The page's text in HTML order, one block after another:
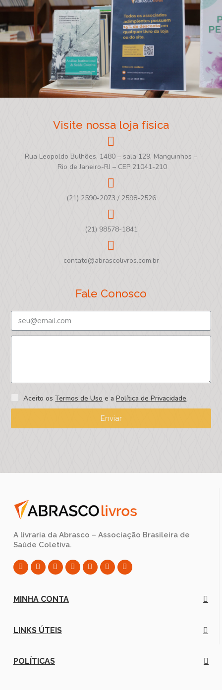
Visite nossa loja física
Rua Leopoldo Bulhões, 1480 – sala 129, Manguinhos –
Rio de Janeiro-RJ – CEP 21041-210
(21) 2590-2073 / 2598-2526
(21) 98578-1841
contato@abrascolivros.com.br
Fale Conosco
Aceito osTermos de Uso e aPolítica de Privacidade.
Enviar
A livraria da Abrasco – Associação Brasileira de
Saúde Coletiva.
MINHA CONTA
LINKS ÚTEIS
POLÍTICAS